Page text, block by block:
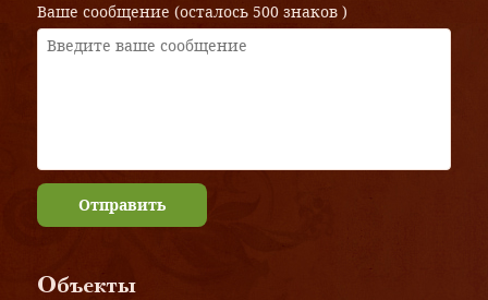
Ваше сообщение (осталось 500 знаков )
Отправить
Объекты